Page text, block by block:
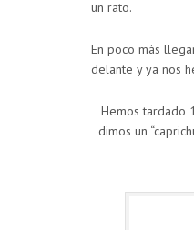
un rato.
En poco más
delante y ya nos
Hemos tardado
dimos un